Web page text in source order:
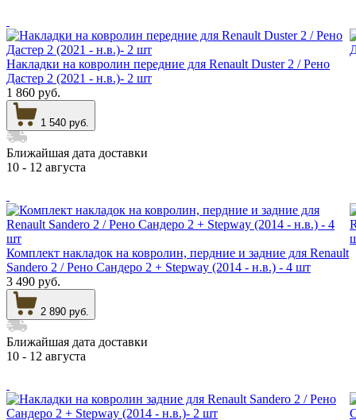
Накладки на ковролин передние для Renault Duster 2 / Рено
Дастер 2 (2021 - н.в.)- 2 шт
1 860 руб.
1 540 руб.
Ближайшая дата доставки
10 - 12 августа
Комплект накладок на ковролин, пердние и задние для Renault
Sandero 2 / Рено Сандеро 2 + Stepway (2014 - н.в.) - 4 шт
3 490 руб.
2 890 руб.
Ближайшая дата доставки
10 - 12 августа